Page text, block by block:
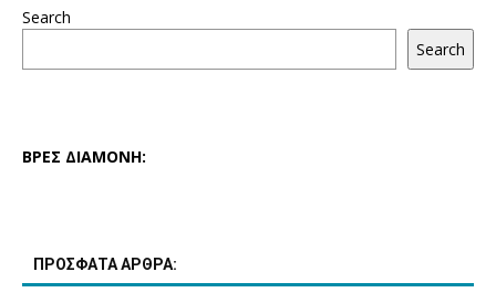
Search
Search
ΒΡΕΣ ΔΙΑΜΟΝΗ:
ΠΡΟΣΦΑΤΑ ΑΡΘΡΑ: